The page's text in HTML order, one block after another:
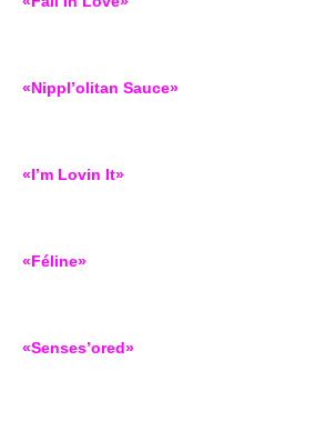
«Nippl’olitan Sauce»
«I’m Lovin It»
«Féline»
«Senses’ored»